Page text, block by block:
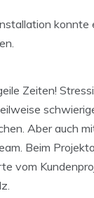
konnte
Zeiten!
Aber auch
Beim
vom